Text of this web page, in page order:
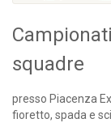
squadre
presso Piacenza
fioretto, spada e